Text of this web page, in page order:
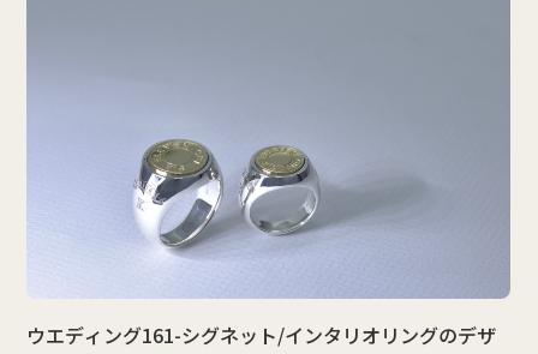
ウエディング161-シグネット/インタリオリングのデザ